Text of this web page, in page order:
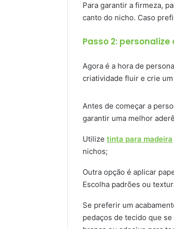
Para garantir a firmeza,
canto do nicho. Caso
Passo 2: personalize
Agora é a hora de
criatividade fluir e crie
Antes de começar a
garantir uma melhor
Utilize tinta para madeira
nichos;
Outra opção é aplicar
Escolha padrões ou
Se preferir um
pedaços de tecido que